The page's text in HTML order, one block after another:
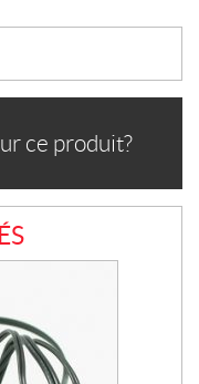
ce produit?